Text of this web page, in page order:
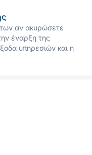
αν ακυρώσετε
έναρξη της
υπηρεσιών και η